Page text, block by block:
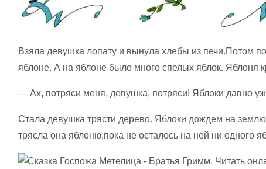
Взяла девушка лопату и вынула хлебы из печи.Потом
яблоне. А на яблоне было много спелых яблок. Яблоня
— Ах, потряси меня, девушка, потряси! Яблоки давно
Стала девушка трясти дерево. Яблоки дождем на
трясла она яблоню,пока не осталось на ней ни одного